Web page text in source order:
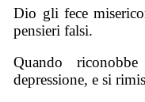
Dio gli fece
pensieri falsi.
Quando
depressione, e si